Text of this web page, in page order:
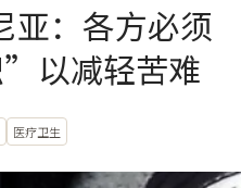
亚：各方必须
以减轻苦难
医疗卫生